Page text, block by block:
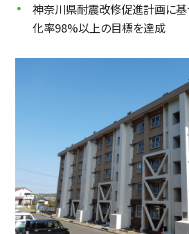
神奈川県耐震改修促進計画に
化率98%以上の目標を達成